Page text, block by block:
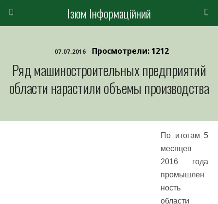
Ізюм Інформаційний
07.07.2016 Просмотрели: 1212
Ряд машиностроительных предприятий
области нарастили объемы производства
По итогам 5
месяцев
2016 года
промышлен
ность
области